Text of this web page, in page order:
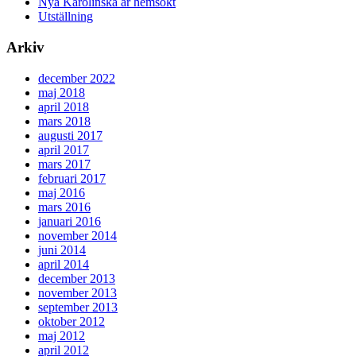
Utställning
Arkiv
december 2022
maj 2018
april 2018
mars 2018
augusti 2017
april 2017
mars 2017
februari 2017
maj 2016
mars 2016
januari 2016
november 2014
juni 2014
april 2014
december 2013
november 2013
september 2013
oktober 2012
maj 2012
april 2012